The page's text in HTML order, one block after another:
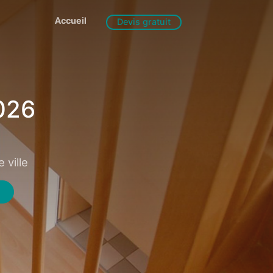
Accueil Devis gratuit
ville